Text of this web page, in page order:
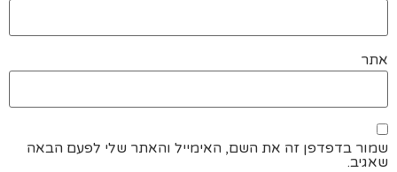
אתר
שמור בדפדפן זה את השם, האימייל והאתר שלי לפעם הבאה
שאגיב.